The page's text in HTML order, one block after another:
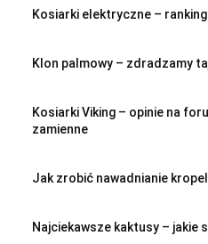
Kosiarki elektryczne – ranking
Klon palmowy – zdradzamy
Kosiarki Viking – opinie na
zamienne
Jak zrobić nawadnianie
Najciekawsze kaktusy – jakie